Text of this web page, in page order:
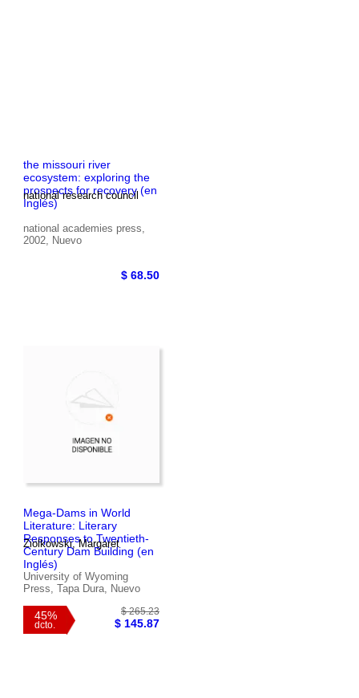
the missouri river
ecosystem: exploring the
prospects for recovery (en
Inglés)
national research council
national academies press,
2002, Nuevo
Mega-Dams in World
Literature: Literary
Responses to Twentieth-
Century Dam Building (en
Inglés)
Ziolkowski, Margaret
University of Wyoming
Press, Tapa Dura, Nuevo